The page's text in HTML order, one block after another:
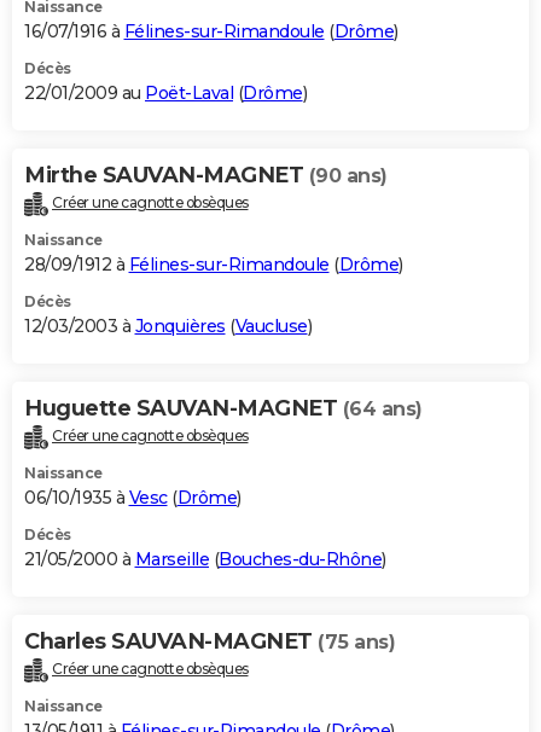
Naissance
16/07/1916 à Félines-sur-Rimandoule (Drôme)
Décès
22/01/2009 au Poët-Laval (Drôme)
Mirthe SAUVAN-MAGNET (90 ans)
Créer une cagnotte obsèques
Naissance
28/09/1912 à Félines-sur-Rimandoule (Drôme)
Décès
12/03/2003 à Jonquières (Vaucluse)
Huguette SAUVAN-MAGNET (64 ans)
Créer une cagnotte obsèques
Naissance
06/10/1935 à Vesc(Drôme)
Décès
21/05/2000 à Marseille (Bouches-du-Rhône)
Charles SAUVAN-MAGNET (75 ans)
Créer une cagnotte obsèques
Naissance